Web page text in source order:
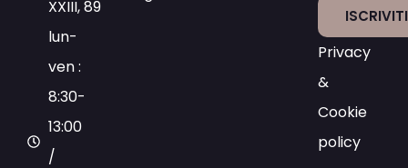
XXIII, 89
lun-
ven :
8:30-
13:00
/
ISCRIVITI
Privacy
&
Cookie
policy